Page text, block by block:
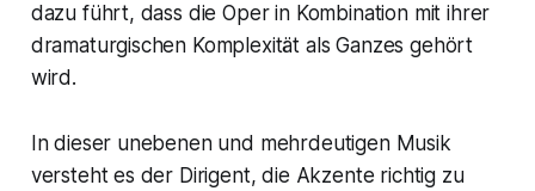
dazu führt, dass die Oper in Kombination mit ihrer
dramaturgischen Komplexität als Ganzes gehört
wird.
In dieser unebenen und mehrdeutigen Musik
versteht es der Dirigent, die Akzente richtig zu